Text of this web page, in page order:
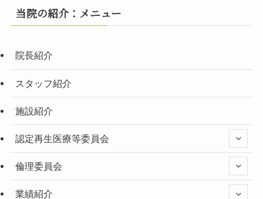
当院の紹介：メニュー
院長紹介
スタッフ紹介
施設紹介
認定再生医療等委員会
倫理委員会
業績紹介